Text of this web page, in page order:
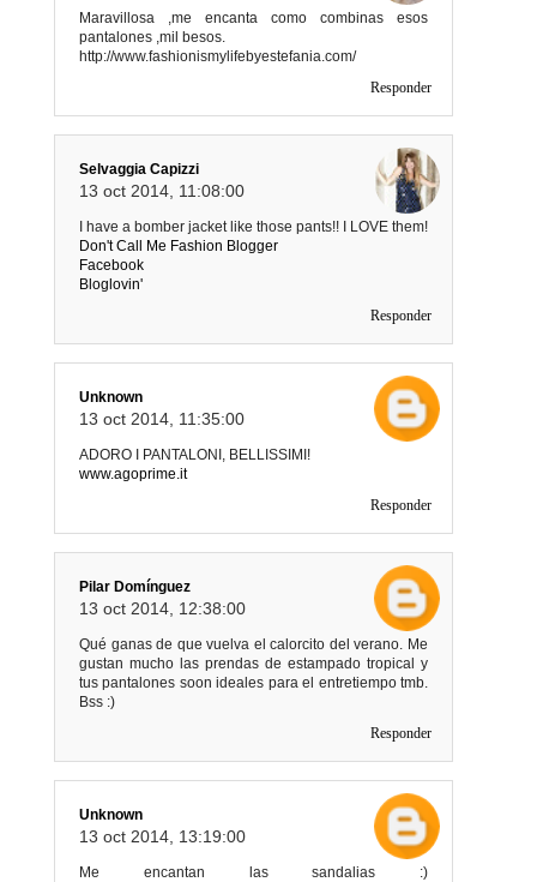
Maravillosa ,me encanta como combinas esos
pantalones ,mil besos.
http://www.fashionismylifebyestefania.com/
Responder
Selvaggia Capizzi
13 oct 2014, 11:08:00
I have a bomber jacket like those pants!! I LOVE them!
Don't Call Me Fashion Blogger
Facebook
Bloglovin'
Responder
Unknown
13 oct 2014, 11:35:00
ADORO I PANTALONI, BELLISSIMI!
www.agoprime.it
Responder
Pilar Domínguez
13 oct 2014, 12:38:00
Qué ganas de que vuelva el calorcito del verano. Me
gustan mucho las prendas de estampado tropical y
tus pantalones soon ideales para el entretiempo tmb.
Bss :)
Responder
Unknown
13 oct 2014, 13:19:00
Me encantan las sandalias :)